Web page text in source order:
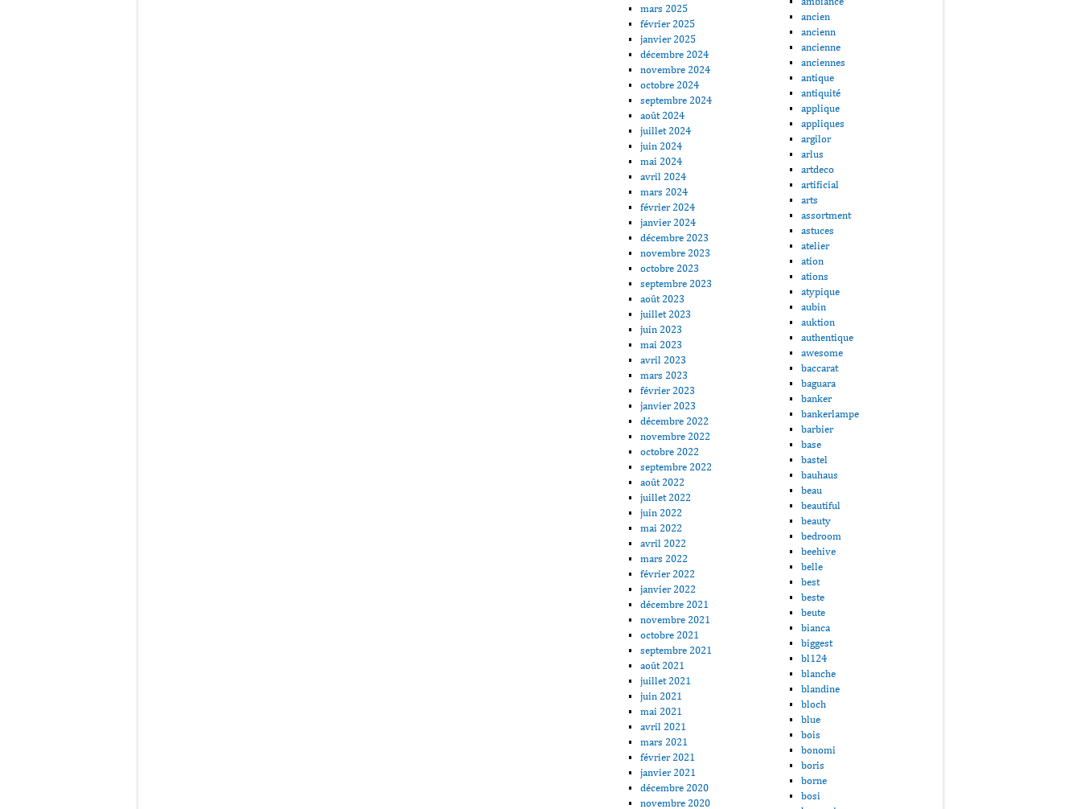
mars 2025
février 2025
janvier 2025
décembre 2024
novembre 2024
octobre 2024
septembre 2024
août 2024
juillet 2024
juin 2024
mai 2024
avril 2024
mars 2024
février 2024
janvier 2024
décembre 2023
novembre 2023
octobre 2023
septembre 2023
août 2023
juillet 2023
juin 2023
mai 2023
avril 2023
mars 2023
février 2023
janvier 2023
décembre 2022
novembre 2022
octobre 2022
septembre 2022
août 2022
juillet 2022
juin 2022
mai 2022
avril 2022
mars 2022
février 2022
janvier 2022
décembre 2021
novembre 2021
octobre 2021
septembre 2021
août 2021
juillet 2021
juin 2021
mai 2021
avril 2021
mars 2021
février 2021
janvier 2021
décembre 2020
novembre 2020
ancien
ancienn
ancienne
anciennes
antique
antiquité
applique
appliques
argilor
arlus
artdeco
artificial
arts
assortment
astuces
atelier
ation
ations
atypique
aubin
auktion
authentique
awesome
baccarat
baguara
banker
bankerlampe
barbier
base
bastel
bauhaus
beau
beautiful
beauty
bedroom
beehive
belle
best
beste
beute
bianca
biggest
bl124
blanche
blandine
bloch
blue
bois
bonomi
boris
borne
bosi